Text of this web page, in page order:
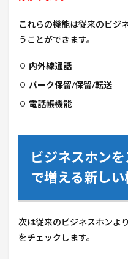
これらの機能は従来のビジ
うことができます。
内外線通話
パーク保留/保留/転送
電話帳機能
ビジネスホン
で増える新しい
次は従来のビジネスホンよ
をチェックします。